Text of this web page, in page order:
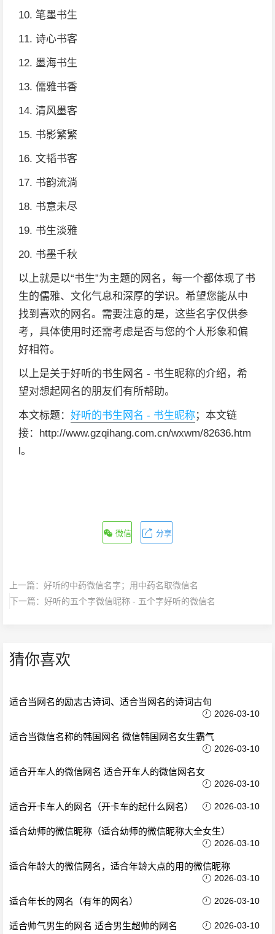
10. 笔墨书生
11. 诗心书客
12. 墨海书生
13. 儒雅书香
14. 清风墨客
15. 书影繁繁
16. 文韬书客
17. 书韵流淌
18. 书意未尽
19. 书生淡雅
20. 书墨千秋
以上就是以“书生”为主题的网名，每一个都体现了书
生的儒雅、文化气息和深厚的学识。希望您能从中
找到喜欢的网名。需要注意的是，这些名字仅供参
考，具体使用时还需考虑是否与您的个人形象和偏
好相符。
以上是关于好听的书生网名 - 书生昵称的介绍，希
望对想起网名的朋友们有所帮助。
本文标题： 好听的书生网名 - 书生昵称 ；本文链
接：http://www.gzqihang.com.cn/wxwm/82636.htm
l。
微信 分享
上一篇： 好听的中药微信名字；用中药名取微信名
下一篇： 好听的五个字微信昵称 - 五个字好听的微信名
猜你喜欢
适合当网名的励志古诗词、适合当网名的诗词古句
2026-03-10
适合当微信名称的韩国网名 微信韩国网名女生霸气
2026-03-10
适合开车人的微信网名 适合开车人的微信网名女
2026-03-10
适合开卡车人的网名（开卡车的起什么网名） 2026-03-10
适合幼师的微信昵称（适合幼师的微信昵称大全女生）
2026-03-10
适合年龄大的微信网名，适合年龄大点的用的微信昵称
2026-03-10
适合年长的网名（有年的网名） 2026-03-10
适合帅气男生的网名 适合男生超帅的网名 2026-03-10